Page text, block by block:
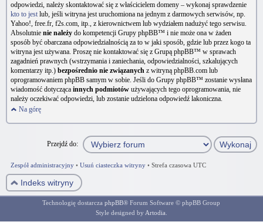
odpowiedzi, należy skontaktować się z właścicielem domeny – wykonaj sprawdzenie
kto to jest lub, jeśli witryna jest uruchomiona na jednym z darmowych serwisów, np.
Yahoo!, free.fr, f2s.com, itp., z kierownictwem lub wydziałem nadużyć tego serwisu.
Absolutnie nie należy do kompetencji Grupy phpBB™ i nie może ona w żaden
sposób być obarczana odpowiedzialnością za to w jaki sposób, gdzie lub przez kogo ta
witryna jest używana. Proszę nie kontaktować się z Grupą phpBB™ w sprawach
zagadnień prawnych (wstrzymania i zaniechania, odpowiedzialności, szkalujących
komentarzy itp.) bezpośrednio nie związanych z witryną phpBB.com lub
oprogramowaniem phpBB samym w sobie. Jeśli do Grupy phpBB™ zostanie wysłana
wiadomość dotycząca innych podmiotów używających tego oprogramowania, nie
należy oczekiwać odpowiedzi, lub zostanie udzielona odpowiedź lakoniczna.
Na górę
Przejdź do:
Zespół administracyjny • Usuń ciasteczka witryny • Strefa czasowa UTC
Indeks witryny
Technologię dostarczaphpBB® Forum Software © phpBB Group
Style designed by Artodia